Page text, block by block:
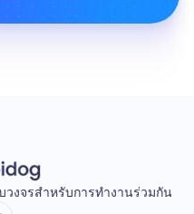
งจรสำหรับการทำงานร่วมกัน